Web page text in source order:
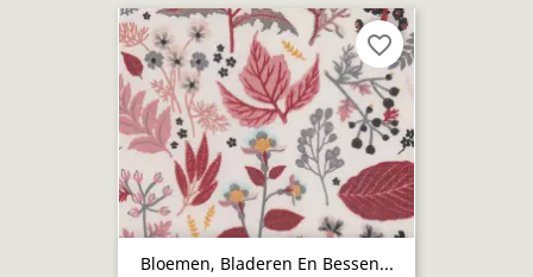
Bloemen, Bladeren En Bessen...
favorite_border